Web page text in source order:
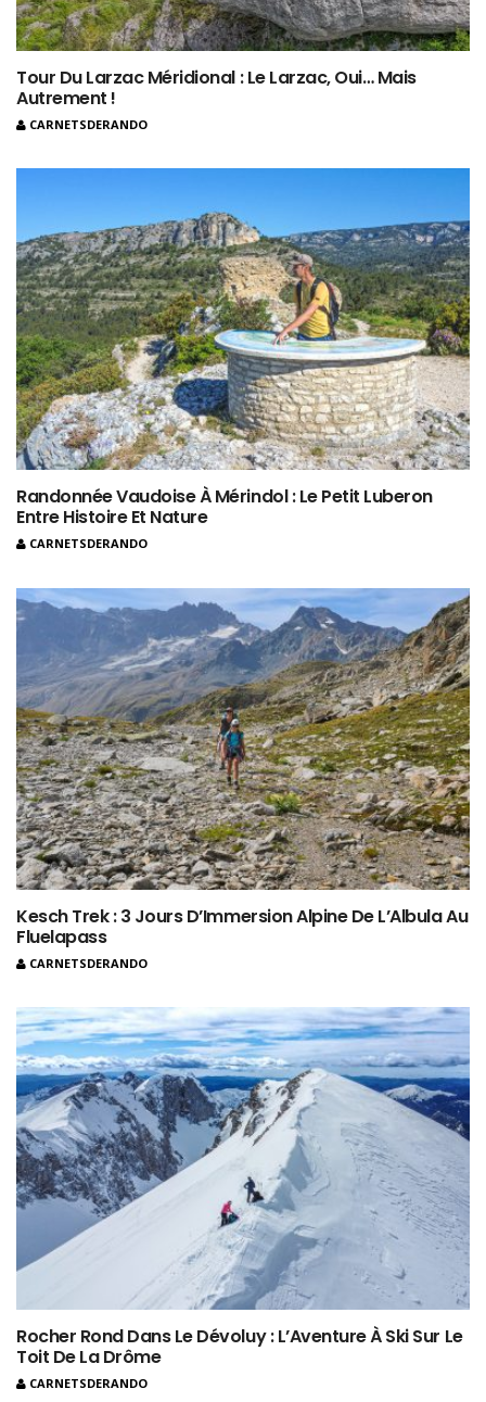
Tour Du Larzac Méridional : Le Larzac, Oui… Mais
Autrement !
CARNETSDERANDO
Randonnée Vaudoise À Mérindol : Le Petit Luberon
Entre Histoire Et Nature
CARNETSDERANDO
Kesch Trek : 3 Jours D’Immersion Alpine De L’Albula Au
Fluelapass
CARNETSDERANDO
Rocher Rond Dans Le Dévoluy : L’Aventure À Ski Sur Le
Toit De La Drôme
CARNETSDERANDO